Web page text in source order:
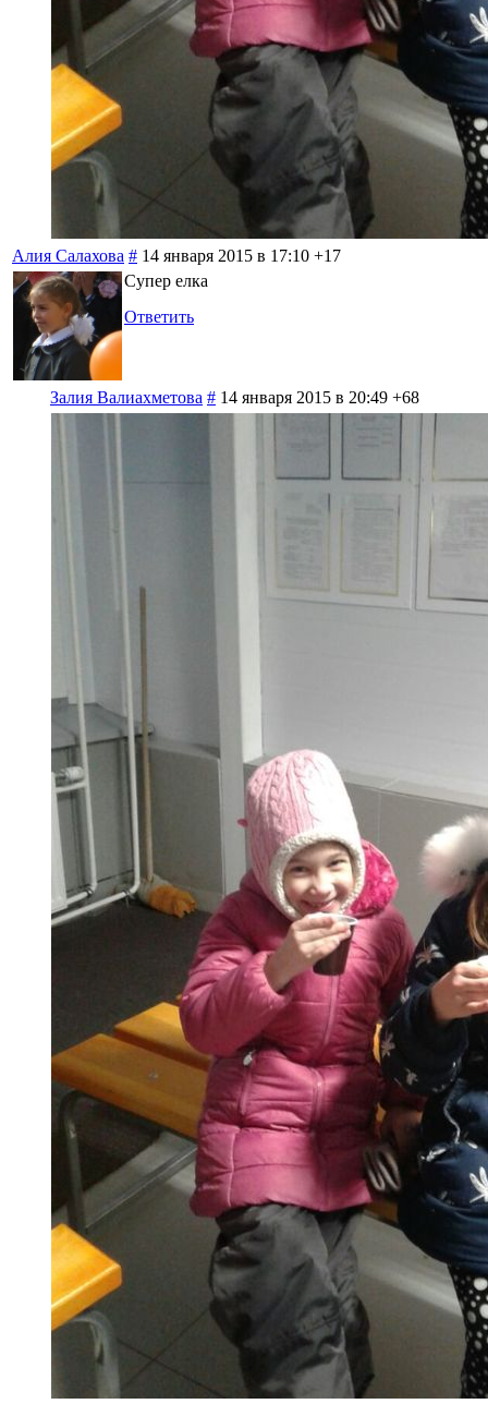
Алия Салахова # 14 января 2015 в 17:10 +17
Супер елка
Ответить
Залия Валиахметова # 14 января 2015 в 20:49 +68